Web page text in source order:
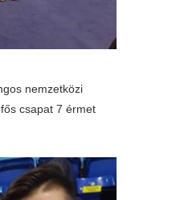
nemzetközi
csapat 7 érmet